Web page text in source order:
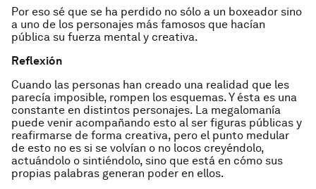
Por eso sé que se ha perdido no sólo a un boxeador sino
a uno de los personajes más famosos que hacían
pública su fuerza mental y creativa.
Reflexión
Cuando las personas han creado una realidad que les
parecía imposible, rompen los esquemas. Y ésta es una
constante en distintos personajes. La megalomanía
puede venir acompañando esto al ser figuras públicas y
reafirmarse de forma creativa, pero el punto medular
de esto no es si se volvían o no locos creyéndolo,
actuándolo o sintiéndolo, sino que está en cómo sus
propias palabras generan poder en ellos.